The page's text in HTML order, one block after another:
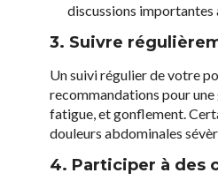
discussions importantes
3. Suivre
Un suivi régulier de votre
recommandations pour une
fatigue, et gonflement.
douleurs abdominales
4. Participer à des